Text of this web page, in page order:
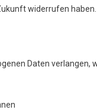
widerrufen haben.
Daten verlangen,